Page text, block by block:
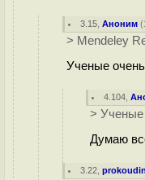
3.15 ,Аноним (
> Mendeley
Ученые
4.104 ,
> Ученые
Думаю
3.22 ,